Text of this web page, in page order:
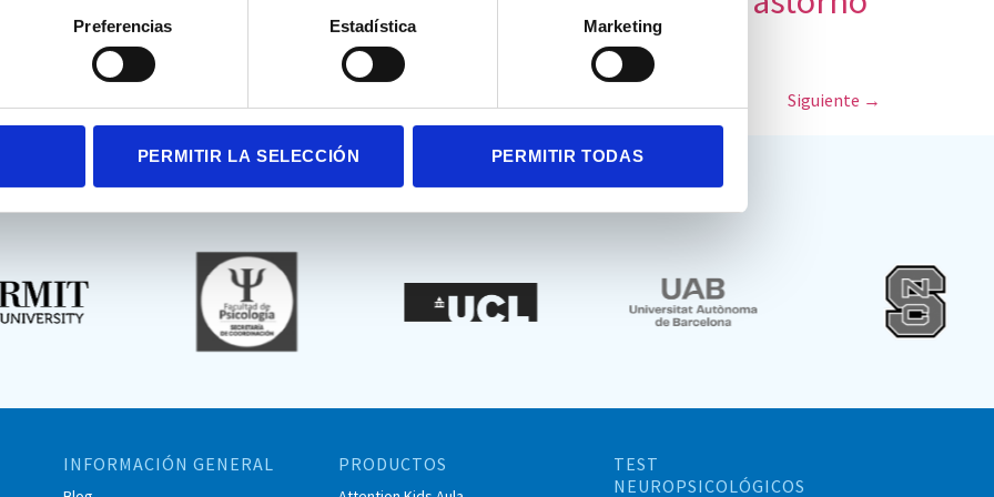
Preferencias Estadística Marketing
PERMITIR LA SELECCIÓN PERMITIR TODAS
Siguiente →
Hemos colaborado con:
INFORMACIÓN GENERAL PRODUCTOS
TEST
NEUROPSICOLÓGICOS